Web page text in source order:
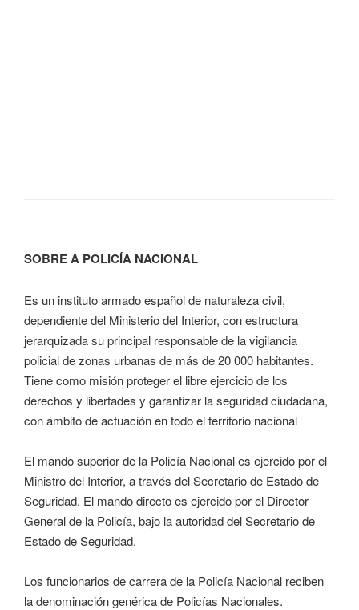
SOBRE A POLICÍA NACIONAL
Es un instituto armado español de naturaleza civil,
dependiente del Ministerio del Interior, con estructura
jerarquizada su principal responsable de la vigilancia
policial de zonas urbanas de más de 20 000 habitantes.
Tiene como misión proteger el libre ejercicio de los
derechos y libertades y garantizar la seguridad ciudadana,
con ámbito de actuación en todo el territorio nacional
El mando superior de la Policía Nacional es ejercido por el
Ministro del Interior, a través del Secretario de Estado de
Seguridad. El mando directo es ejercido por el Director
General de la Policía, bajo la autoridad del Secretario de
Estado de Seguridad.
Los funcionarios de carrera de la Policía Nacional reciben
la denominación genérica de Policías Nacionales.